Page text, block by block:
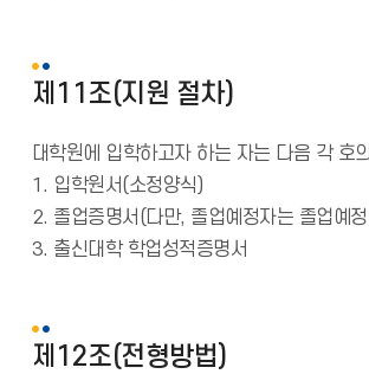
제11조(지원 절차)
대학원에 입학하고자 하는 자는 다음 각 호
1. 입학원서(소정양식)
2. 졸업증명서(다만, 졸업예정자는 졸업예
3. 출신대학 학업성적증명서
제12조(전형방법)